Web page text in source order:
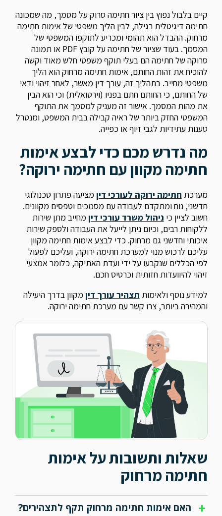
קיים בלבול נפוץ בין ציור חתימה סרוק על מסמך, מה שמכונה
חתימה דיגיטלית רגילה, לבין הליך משפטי של אימות חתימה
מרחוק. ההבדל הוא תהומי ומכריע לתוקפו המשפטי של
המסמך. בעוד שציור של חתימה על קובץ PDF או תמונה
סרוקה של חתימה הם בעלי תוקף משפטי חלש מאוד וקשה
להוכיח את זהות החותם, אימות חתימה מרחוק הוא הליך
משפטי מחייב. בתהליך זה, עורך דין מאשר, לאחר זיהוי ודאי
של החותם, כי החותם חתם בפניו (וירטואלית) וכי הוא הבין
את מהות המסמך. אישור זה מעניק למסמך את התוקף
המשפטי החזק ביותר של ראיה קבילה בבית המשפט, ומנטרל
טענות עתידיות לגבי זיוף או כפייה.
מה נדרש מכם כדי לבצע אימות
חתימה מקוון עם חתימה ירוקה?
מערכת חתימה ירוקה לעורכי דין מציעה פתרון טכנולוגי
חדשני, נוח ומתקדם לעבודה עם מסמכים וטפסים מקוונים.
חשוב לציין כי ניהול משרד עורכי דין מחייב מתן שירות
ללקוחות רבים, וכיום ניתן לייעל את העבודה ולספק שירות
איכותי וחדשני גם מרחוק. כדי לבצע אימות חתימה מקוון
עליכם לרכוש מנוי למערכת חתימה ירוקה, ועליכם לפעול
לפי הכללים שנקבעו על ידי ועדת האתיקה, כלומר אמצעי
זיהוי להיוועדות חזותית וכרטיס חכם.
למידע נוסף ולאימות תצהיר עורך דין מקוון בדרך היעילה
והמהירה ביותר, צרו קשר עם מערכת חתימה ירוקה.
שאלות ותשובות על אימות
חתימה מרחוק
האם אימות חתימה מרחוק תקף לתצהירים?